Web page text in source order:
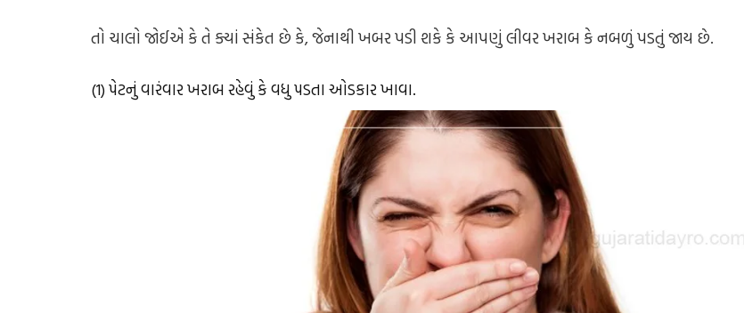
તો ચાલો જોઈએ કે તે ક્યાં સંકેત છે કે, જેનાથી ખબર પડી શકે કે આપણું લીવર ખરાબ કે નબળું પડતું જાય છે.
(1) પેટનું વારંવાર ખરાબ રહેવું કે વધુ પડતા ઓડકાર ખાવા.